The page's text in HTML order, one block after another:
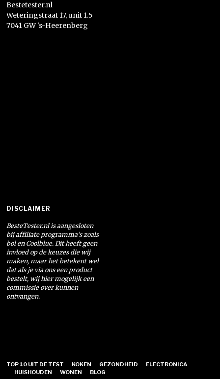
Bestetester.nl
Weteringstraat 17, unit 1.5
7041 GW 's-Heerenberg
DISCLAIMER
BesteTester.nl is aangesloten
bij affiliate programma’s zoals
bol en Coolblue. Dit heeft geen
invloed op de keuzes die wij
maken, maar het betekent wel
dat als je via ons een product
bestelt, wij hier mogelijk een
commissie over kunnen
ontvangen.
TOP 10 UIT DE TEST KOKEN GEZONDHEID
ELECTRONICA
HUISHOUDEN
WONEN BLOG